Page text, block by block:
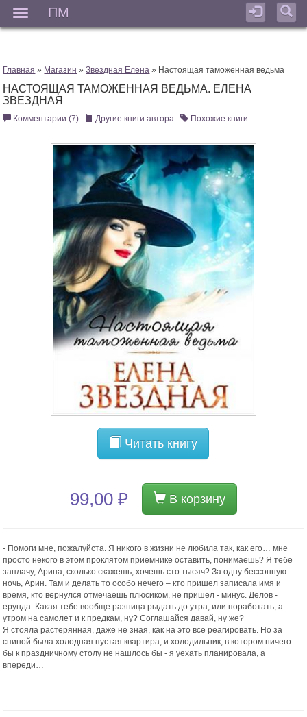
ПМ
Главная » Магазин »Звездная Елена » Настоящая таможенная ведьма
НАСТОЯЩАЯ ТАМОЖЕННАЯ ВЕДЬМА. ЕЛЕНА
ЗВЕЗДНАЯ
Комментарии (7) Другие книги автора Похожие книги
Читать книгу
99,00 ₽ В корзину
- Помоги мне, пожалуйста. Я никого в жизни не любила так, как его… мне
просто некого в этом проклятом приемнике оставить, понимаешь? Я тебе
заплачу, Арина, сколько скажешь, хочешь сто тысяч? За одну бессонную
ночь, Арин. Там и делать то особо нечего – кто пришел записала имя и
время, кто вернулся отмечаешь плюсиком, не пришел - минус. Делов -
ерунда. Какая тебе вообще разница рыдать до утра, или поработать, а
утром на самолет и к предкам, ну? Соглашайся давай, ну же?
Я стояла растерянная, даже не зная, как на это все реагировать. Но за
спиной была холодная пустая квартира, и холодильник, в котором ничего
бы к праздничному столу не нашлось бы - я уехать планировала, а
впереди…